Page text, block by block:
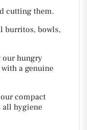
cutting them.
burritos, bowls,
our hungry
a genuine
compact
all hygiene